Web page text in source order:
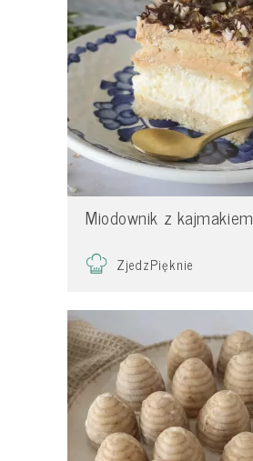
Miodownik z kajmakiem
ZjedzPięknie